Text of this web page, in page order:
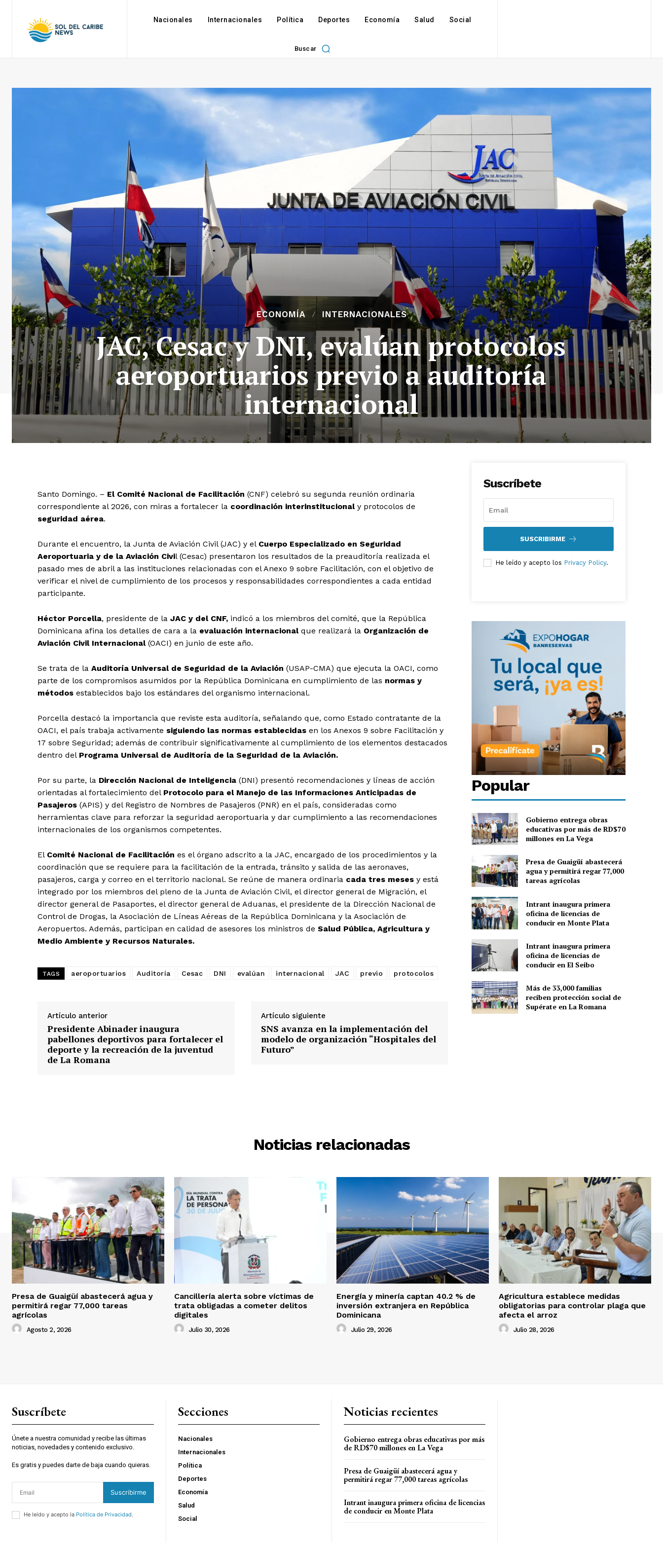
Nacionales Internacionales Política Deportes Economía Salud Social
Buscar
ECONOMÍA INTERNACIONALES
JAC, Cesac y DNI, evalúan protocolos
aeroportuarios previo a auditoría
internacional
Santo Domingo. – El Comité Nacional de Facilitación (CNF) celebró su segunda reunión ordinaria
correspondiente al 2026, con miras a fortalecer la coordinación interinstitucionaly protocolos de
seguridad aérea.
Durante el encuentro, la Junta de Aviación Civil (JAC) y el Cuerpo Especializado en Seguridad
Aeroportuaria y de la Aviación Civil (Cesac) presentaron los resultados de la preauditoría realizada el
pasado mes de abril a las instituciones relacionadas con el Anexo 9 sobre Facilitación, con el objetivo de
verificar el nivel de cumplimiento de los procesos y responsabilidades correspondientes a cada entidad
participante.
Héctor Porcella, presidente de la JAC y del CNF, indicó a los miembros del comité, que la República
Dominicana afina los detalles de cara a la evaluación internacionalque realizará la Organización de
Aviación Civil Internacional(OACI) en junio de este año.
Se trata de la Auditoría Universal de Seguridad de la Aviación (USAP-CMA) que ejecuta la OACI, como
parte de los compromisos asumidos por la República Dominicana en cumplimiento de las normas y
métodos establecidos bajo los estándares del organismo internacional.
Porcella destacó la importancia que reviste esta auditoría, señalando que, como Estado contratante de la
OACI, el país trabaja activamente siguiendo las normas establecidas en los Anexos 9 sobre Facilitación y
17 sobre Seguridad; además de contribuir significativamente al cumplimiento de los elementos destacados
dentro del Programa Universal de Auditoría de la Seguridad de la Aviación.
Por su parte, la Dirección Nacional de Inteligencia (DNI) presentó recomendaciones y líneas de acción
orientadas al fortalecimiento del Protocolo para el Manejo de las Informaciones Anticipadas de
Pasajeros (APIS) y del Registro de Nombres de Pasajeros (PNR) en el país, consideradas como
herramientas clave para reforzar la seguridad aeroportuaria y dar cumplimiento a las recomendaciones
internacionales de los organismos competentes.
El Comité Nacional de Facilitación es el órgano adscrito a la JAC, encargado de los procedimientos y la
coordinación que se requiere para la facilitación de la entrada, tránsito y salida de las aeronaves,
pasajeros, carga y correo en el territorio nacional. Se reúne de manera ordinaria cada tres meses y está
integrado por los miembros del pleno de la Junta de Aviación Civil, el director general de Migración, el
director general de Pasaportes, el director general de Aduanas, el presidente de la Dirección Nacional de
Control de Drogas, la Asociación de Líneas Aéreas de la República Dominicana y la Asociación de
Aeropuertos. Además, participan en calidad de asesores los ministros de Salud Pública, Agricultura y
Medio Ambiente y Recursos Naturales.
TAGS aeroportuarios Auditoría Cesac DNI evalúan internacional JAC previo protocolos
Artículo anterior
Presidente Abinader inaugura
pabellones deportivos para fortalecer el
deporte y la recreación de la juventud
de La Romana
Artículo siguiente
SNS avanza en la implementación del
modelo de organización “Hospitales del
Futuro”
Suscríbete
SUSCRIBIRME
He leído y acepto los Privacy Policy.
Popular
Gobierno entrega obras
educativas por más de RD$70
millones en La Vega
Presa de Guaigüí abastecerá
agua y permitirá regar 77,000
tareas agrícolas
Intrant inaugura primera
oficina de licencias de
conducir en Monte Plata
Intrant inaugura primera
oficina de licencias de
conducir en El Seibo
Más de 33,000 familias
reciben protección social de
Supérate en La Romana
Noticias relacionadas
Presa de Guaigüí abastecerá agua y
permitirá regar 77,000 tareas
agrícolas
Agosto 2, 2026
Cancillería alerta sobre víctimas de
trata obligadas a cometer delitos
digitales
Julio 30, 2026
Energía y minería captan 40.2 % de
inversión extranjera en República
Dominicana
Julio 29, 2026
Agricultura establece medidas
obligatorias para controlar plaga que
afecta el arroz
Julio 28, 2026
Suscríbete
Únete a nuestra comunidad y recibe las últimas
noticias, novedades y contenido exclusivo.
Es gratis y puedes darte de baja cuando quieras.
Suscribirme
He leído y acepto la Política de Privacidad.
Secciones
Nacionales
Internacionales
Política
Deportes
Economía
Salud
Social
Noticias recientes
Gobierno entrega obras educativas por más
de RD$70 millones en La Vega
Presa de Guaigüí abastecerá agua y
permitirá regar 77,000 tareas agrícolas
Intrant inaugura primera oficina de licencias
de conducir en Monte Plata